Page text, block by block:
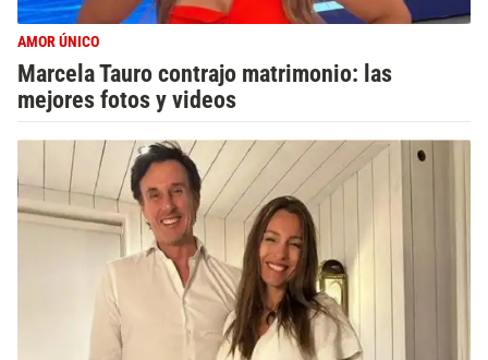
AMOR ÚNICO
Marcela Tauro contrajo matrimonio: las
mejores fotos y videos